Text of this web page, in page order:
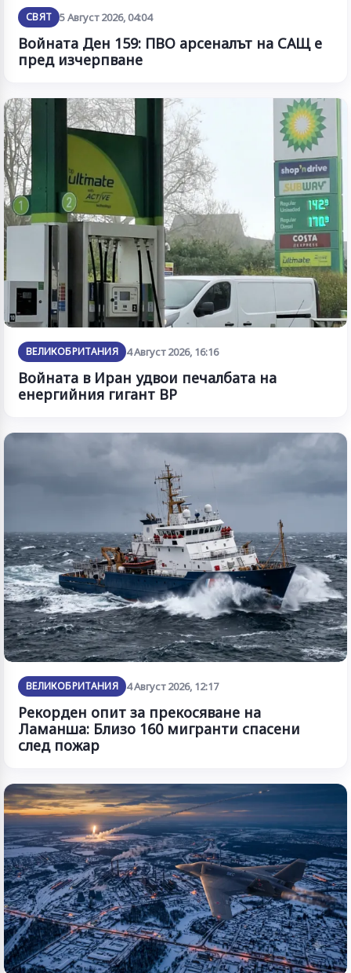
СВЯТ 5 Август 2026, 04:04
Войната Ден 159: ПВО арсеналът на САЩ е
пред изчерпване
ВЕЛИКОБРИТАНИЯ 4 Август 2026, 16:16
Войната в Иран удвои печалбата на
енергийния гигант BP
ВЕЛИКОБРИТАНИЯ 4 Август 2026, 12:17
Рекорден опит за прекосяване на
Ламанша: Близо 160 мигранти спасени
след пожар